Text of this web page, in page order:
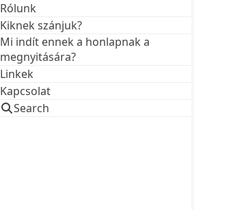
Rólunk
Kiknek szánjuk?
Mi indít ennek a honlapnak a
megnyitására?
Linkek
Kapcsolat
Search